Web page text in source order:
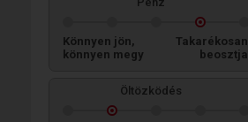
Könnyen jön,
könnyen megy
Takarékosan
beosztja
Öltözködés